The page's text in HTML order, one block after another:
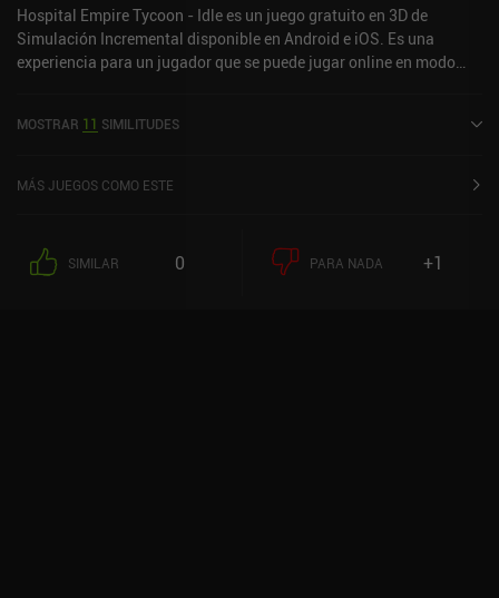
Hospital Empire Tycoon - Idle es un juego gratuito en 3D de
Simulación Incremental disponible en Android e iOS. Es una
experiencia para un jugador que se puede jugar online en modo
sobre 5,0 en la App Store de iOS.
MOSTRAR 11 SIMILITUDES
MÁS JUEGOS COMO ESTE
SIMILAR 0 PARA NADA +1